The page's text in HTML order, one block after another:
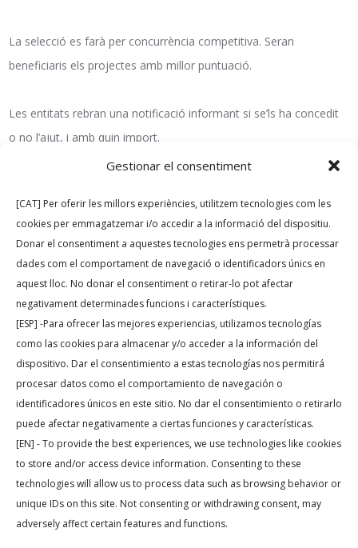
Gestionar el consentiment
[CAT] Per oferir les millors experiències, utilitzem tecnologies com les
cookies per emmagatzemar i/o accedir a la informació del dispositiu.
Donar el consentiment a aquestes tecnologies ens permetrà processar
dades com el comportament de navegació o identificadors únics en
aquest lloc. No donar el consentiment o retirar-lo pot afectar
negativament determinades funcions i característiques.
[ESP] -Para ofrecer las mejores experiencias, utilizamos tecnologías
como las cookies para almacenar y/o acceder a la información del
dispositivo. Dar el consentimiento a estas tecnologías nos permitirá
procesar datos como el comportamiento de navegación o
identificadores únicos en este sitio. No dar el consentimiento o retirarlo
puede afectar negativamente a ciertas funciones y características.
[EN] - To provide the best experiences, we use technologies like cookies
to store and/or access device information. Consenting to these
technologies will allow us to process data such as browsing behavior or
unique IDs on this site. Not consenting or withdrawing consent, may
adversely affect certain features and functions.
La selecció es farà per concurrència competitiva. Seran
beneficiaris els projectes amb millor puntuació.
Les entitats rebran una notificació informant si se’ls ha concedit
o no l’ajut, i amb quin import.
Participar en aquesta convocatòria no garanteix rebre un ajut.
La Fundació podrà fer revisions durant el desenvolupament
del projecte.
En cas d’incompliment injustificat, es podrà exigir la devolució
de l’ajut rebut.
La interpretació final d’aquestes bases correspon a la
Fundació.
Tant la Fundació com les entitats beneficiàries podran
difondre els projectes seleccionats.
El Patronat de la Fundació seleccionarà, amb el seu millor
criteri, els projectes que millor s’ajustin als seus fins
estatutaris. La seva decisió serà inapel·lable.